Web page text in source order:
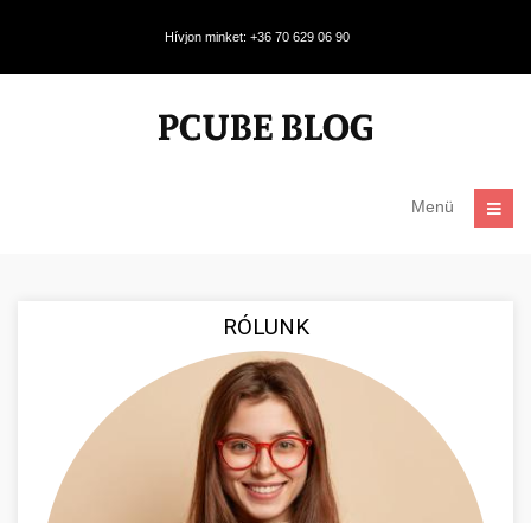
Hívjon minket: +36 70 629 06 90
Menü
RÓLUNK